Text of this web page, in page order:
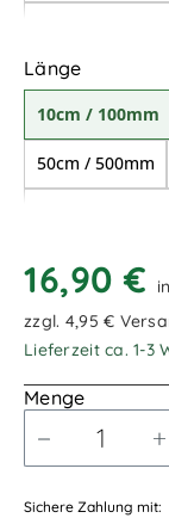
DN25/ für 1 1/
DN32/ für 1 1/2"
Länge
10cm / 100mm
50cm / 500mm
1,50m / 1.500mm
2,00m / 2.000mm
16,90 €
zzgl. 4,95 €
Lieferzeit ca. 1-3
Menge
Sichere Zahlung mit: